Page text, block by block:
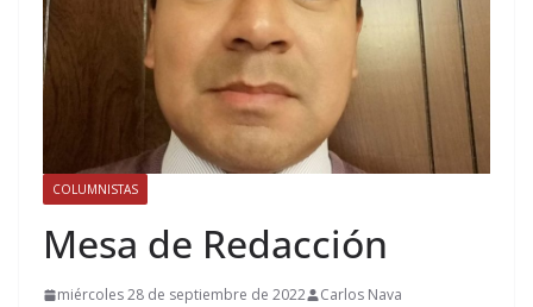
COLUMNISTAS
Mesa de Redacción
miércoles 28 de septiembre de 2022 Carlos Nava